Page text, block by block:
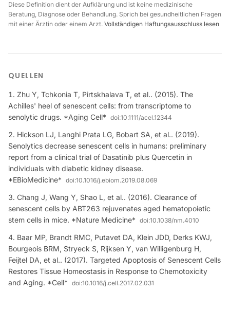
Diese Definition dient der Aufklärung und ist keine medizinische
Beratung, Diagnose oder Behandlung. Sprich bei gesundheitlichen Fragen
mit einer Ärztin oder einem Arzt. Vollständigen Haftungsausschluss lesen
QUELLEN
Zhu Y, Tchkonia T, Pirtskhalava T, et al.. (2015). The
Achilles' heel of senescent cells: from transcriptome to
senolytic drugs. *Aging Cell* doi:10.1111/acel.12344
Hickson LJ, Langhi Prata LG, Bobart SA, et al.. (2019).
Senolytics decrease senescent cells in humans: preliminary
report from a clinical trial of Dasatinib plus Quercetin in
individuals with diabetic kidney disease.
*EBioMedicine* doi:10.1016/j.ebiom.2019.08.069
Chang J, Wang Y, Shao L, et al.. (2016). Clearance of
senescent cells by ABT263 rejuvenates aged hematopoietic
stem cells in mice. *Nature Medicine* doi:10.1038/nm.4010
Baar MP, Brandt RMC, Putavet DA, Klein JDD, Derks KWJ,
Bourgeois BRM, Stryeck S, Rijksen Y, van Willigenburg H,
Feijtel DA, et al.. (2017). Targeted Apoptosis of Senescent Cells
Restores Tissue Homeostasis in Response to Chemotoxicity
and Aging. *Cell* doi:10.1016/j.cell.2017.02.031